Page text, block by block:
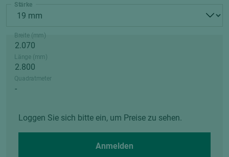
Stärke
Breite (mm)
Länge (mm)
Quadratmeter
Loggen Sie sich bitte ein, um Preise zu sehen.
Anmelden